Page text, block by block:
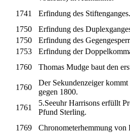
1741
Erfindung des Stiftenganges.
1750
Erfindung des
1750
Erfindung des
1753
Erfindung der
1760
Thomas Mudge baut den
1760
Der Sekundenzeiger
gegen 1800.
1761
5.Seeuhr Harrisons erfüllt
Pfund Sterling.
1769
Chronometerhemmung von